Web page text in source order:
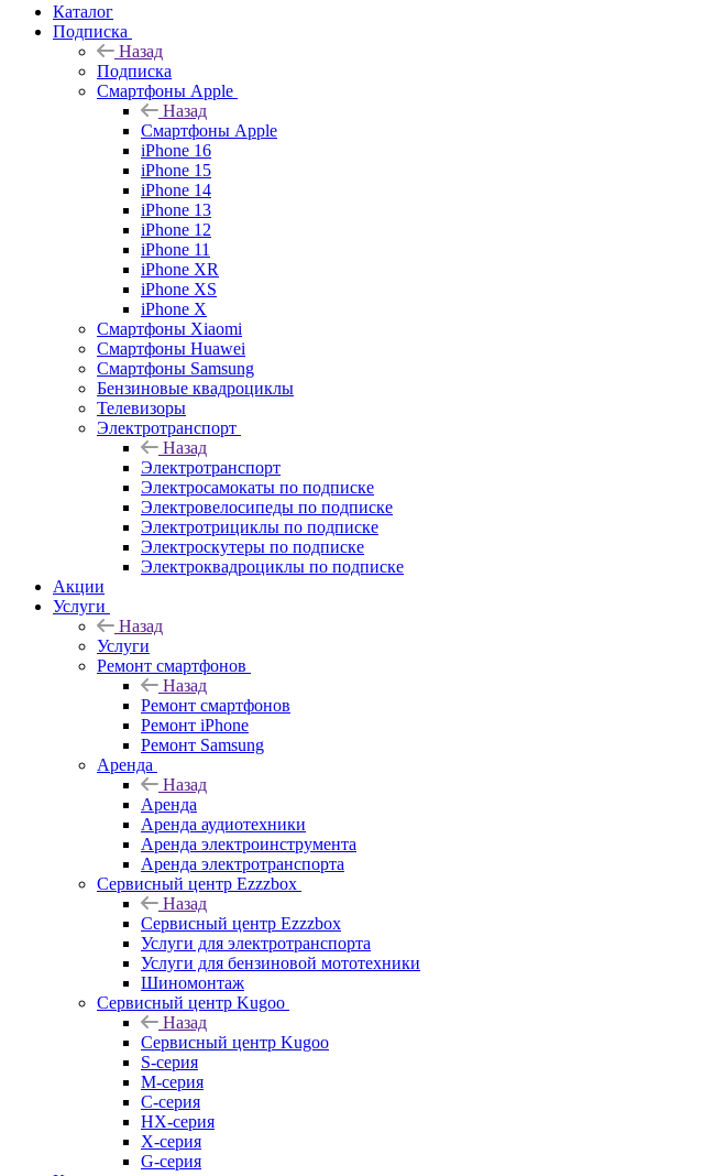
Каталог
Подписка
Назад
Подписка
Смартфоны Apple
Назад
Смартфоны Apple
iPhone 16
iPhone 15
iPhone 14
iPhone 13
iPhone 12
iPhone 11
iPhone XR
iPhone XS
iPhone X
Смартфоны Xiaomi
Смартфоны Huawei
Смартфоны Samsung
Бензиновые квадроциклы
Телевизоры
Электротранспорт
Назад
Электротранспорт
Электросамокаты по подписке
Электровелосипеды по подписке
Электротрициклы по подписке
Электроскутеры по подписке
Электроквадроциклы по подписке
Акции
Услуги
Назад
Услуги
Ремонт смартфонов
Назад
Ремонт смартфонов
Ремонт iPhone
Ремонт Samsung
Аренда
Назад
Аренда
Аренда аудиотехники
Аренда электроинструмента
Аренда электротранспорта
Сервисный центр Ezzzbox
Назад
Сервисный центр Ezzzbox
Услуги для электротранспорта
Услуги для бензиновой мототехники
Шиномонтаж
Сервисный центр Kugoo
Назад
Сервисный центр Kugoo
S-cерия
M-серия
С-серия
HX-серия
X-серия
G-серия